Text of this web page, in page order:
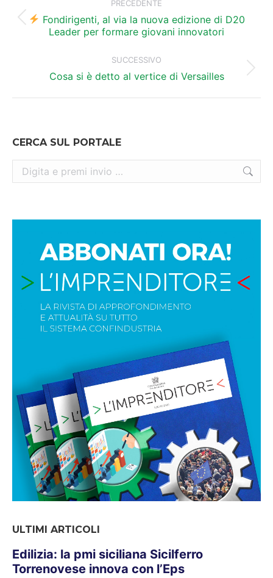
PRECEDENTE
Post
precedente:
Fondirigenti, al via la nuova edizione di D20
Leader per formare giovani innovatori
SUCCESSIVO
Prossimo
Cosa si è detto al vertice di Versailles
CERCA SUL PORTALE
Cerca:
ULTIMI ARTICOLI
Edilizia: la pmi siciliana Sicilferro
Torrenovese innova con l’Eps